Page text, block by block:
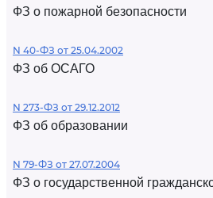
ФЗ о пожарной безопасности
N 40-ФЗ от 25.04.2002
ФЗ об ОСАГО
N 273-ФЗ от 29.12.2012
ФЗ об образовании
N 79-ФЗ от 27.07.2004
ФЗ о государственной